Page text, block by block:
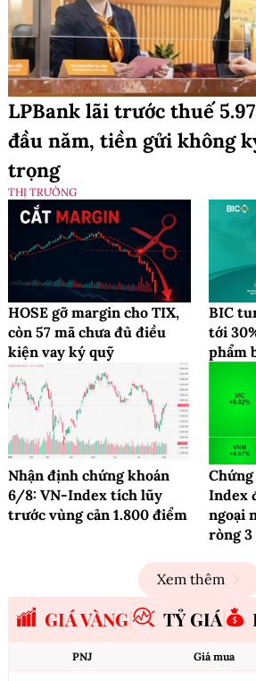
LPBank lãi trước thuế
đầu năm, tiền gửi không
trọng
THỊ TRƯỜNG
HOSE gỡ margin cho TIX,
còn 57 mã chưa đủ điều
kiện vay ký quỹ
BIC
tới
phẩm
Nhận định chứng khoán
6/8: VN-Index tích lũy
trước vùng cản 1.800 điểm
Index
ngoại
ròng
Xem thêm
GIÁ VÀNG TỶ GIÁ
PNJ Giá mua